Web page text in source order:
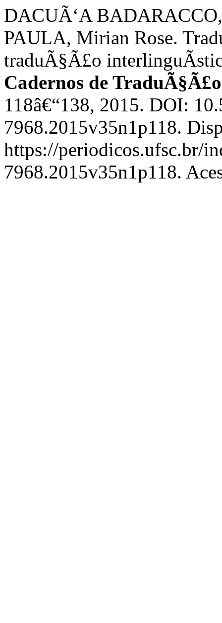
DACUÃ‘A
PAULA, Mirian Rose.
traduÃ§Ã£o
Cadernos de TraduÃ§Ã£o
118â€“138, 2015. DOI:
7968.2015v35n1p118.
https://periodicos.ufsc.br/
7968.2015v35n1p118.